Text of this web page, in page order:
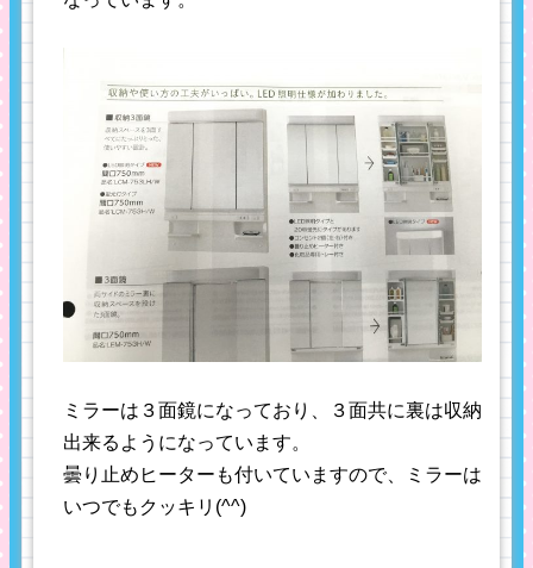
ミラーは３面鏡になっており、３面共に裏は収納
出来るようになっています。
曇り止めヒーターも付いていますので、ミラーは
いつでもクッキリ(^^)